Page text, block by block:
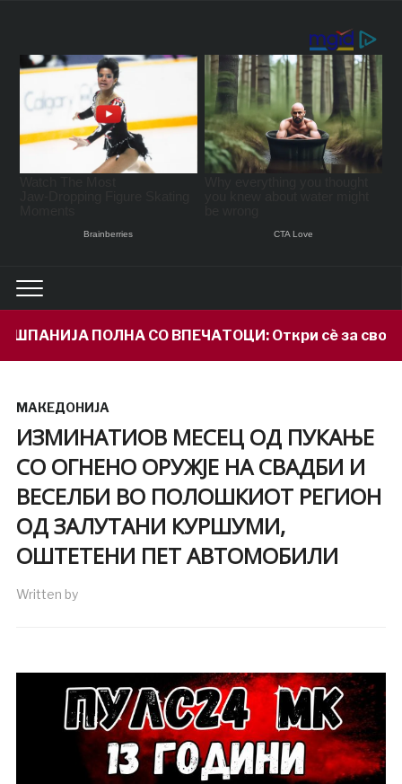
Откри сè за својот внук Илијан и
МАКЕДОНИЈА
ИЗМИНАТИОВ МЕСЕЦ ОД ПУКАЊЕ
СО ОГНЕНО ОРУЖЈЕ НА СВАДБИ И
ВЕСЕЛБИ ВО ПОЛОШКИОТ РЕГИОН
ОД ЗАЛУТАНИ КУРШУМИ,
ОШТЕТЕНИ ПЕТ АВТОМОБИЛИ
Written by